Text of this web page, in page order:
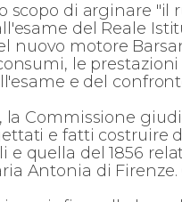
scopo di arginare
del Reale
nuovo motore
le
e del
la Commissione
e fatti costruire
e quella del 1856
Antonia di